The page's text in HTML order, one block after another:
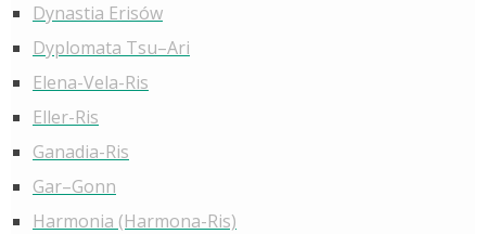
Dynastia Erisów
Dyplomata Tsu–Ari
Elena-Vela-Ris
Eller-Ris
Ganadia-Ris
Gar–Gonn
Harmonia (Harmona-Ris)